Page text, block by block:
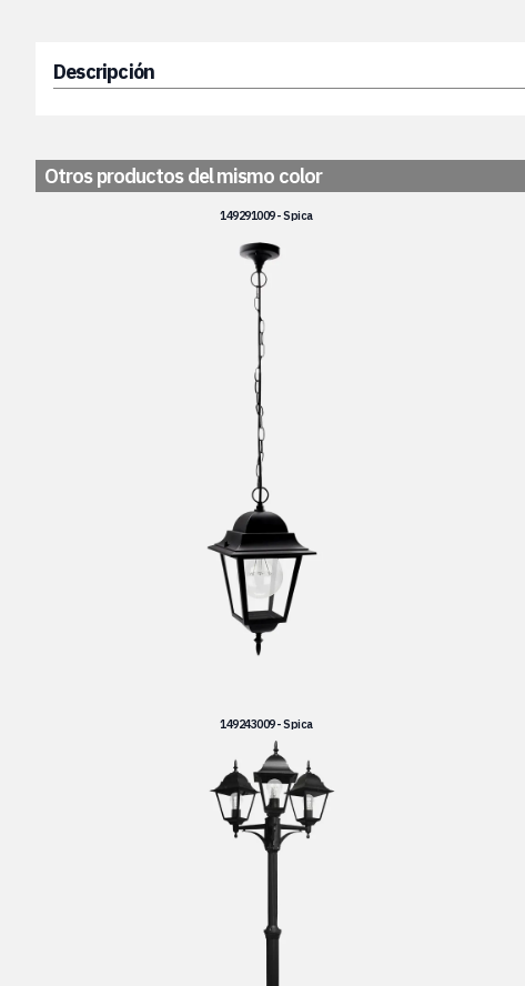
Descripción
Otros productos del mismo color
149291009 - Spica
149243009 - Spica